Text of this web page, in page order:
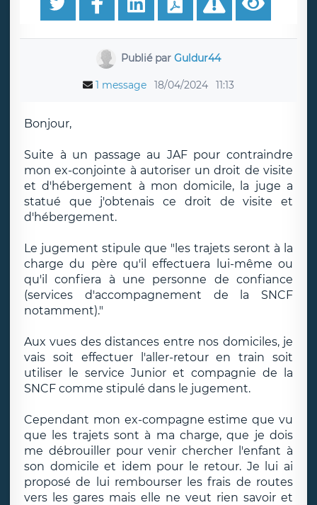
Publié parGuldur44
1 message 18/04/2024 11:13
Bonjour,
Suite à un passage au JAF pour contraindre
mon ex-conjointe à autoriser un droit de visite
et d'hébergement à mon domicile, la juge a
statué que j'obtenais ce droit de visite et
d'hébergement.
Le jugement stipule que "les trajets seront à la
charge du père qu'il effectuera lui-même ou
qu'il confiera à une personne de confiance
(services d'accompagnement de la SNCF
notamment)."
Aux vues des distances entre nos domiciles, je
vais soit effectuer l'aller-retour en train soit
utiliser le service Junior et compagnie de la
SNCF comme stipulé dans le jugement.
Cependant mon ex-compagne estime que vu
que les trajets sont à ma charge, que je dois
me débrouiller pour venir chercher l'enfant à
son domicile et idem pour le retour. Je lui ai
proposé de lui rembourser les frais de routes
vers les gares mais elle ne veut rien savoir et